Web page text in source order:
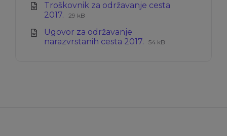
doc
Troškovnik za održavanje cesta
2017. Ekstenzija
docx
Veličina
29 kB
Ugovor za održavanje
narazvrstanih cesta 2017. Ekstenzija
Veličina
54 kB